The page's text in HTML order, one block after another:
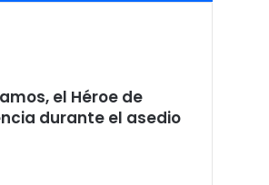
el Héroe de
durante el asedio